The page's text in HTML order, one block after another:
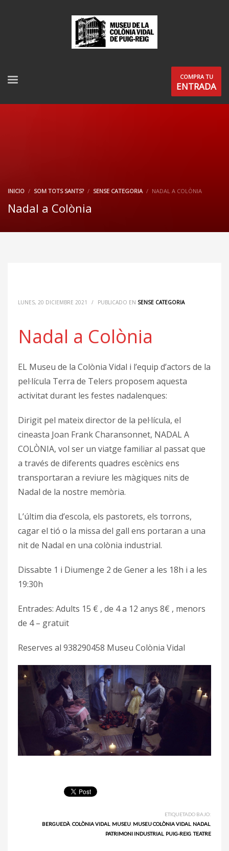
COMPRA TU
ENTRADA
INICIO SOM TOTS SANTS? SENSE CATEGORIA NADAL A COLÒNIA
Nadal a Colònia
LUNES, 20 DICIEMBRE 2021 / PUBLICADO EN SENSE CATEGORIA
Nadal a Colònia
EL Museu de la Colònia Vidal i l’equip d’actors de la
pel·lícula Terra de Telers proposem aquesta
activitat durant les festes nadalenques:
Dirigit pel mateix director de la pel·lícula, el
cineasta Joan Frank Charansonnet, NADAL A
COLÒNIA, vol ser un viatge familiar al passat que
a través de diferents quadres escènics ens
transportaran a reviure les màgiques nits de
Nadal de la nostre memòria.
L’últim dia d’escola, els pastorets, els torrons,
cagar el tió o la missa del gall ens portaran a una
nit de Nadal en una colònia industrial.
Dissabte 1 i Diumenge 2 de Gener a les 18h i a les
19:30h
Entrades: Adults 15 € , de 4 a 12 anys 8€ , menors
de 4 – gratuït
Reserves al 938290458 Museu Colònia Vidal
ETIQUETADO BAJO:
BERGUEDÀ COLÒNIA VIDAL, MUSEU MUSEU COLÒNIA VIDAL, NADAL,
PATRIMONI INDUSTRIAL, PUIG-REIG ,TEATRE